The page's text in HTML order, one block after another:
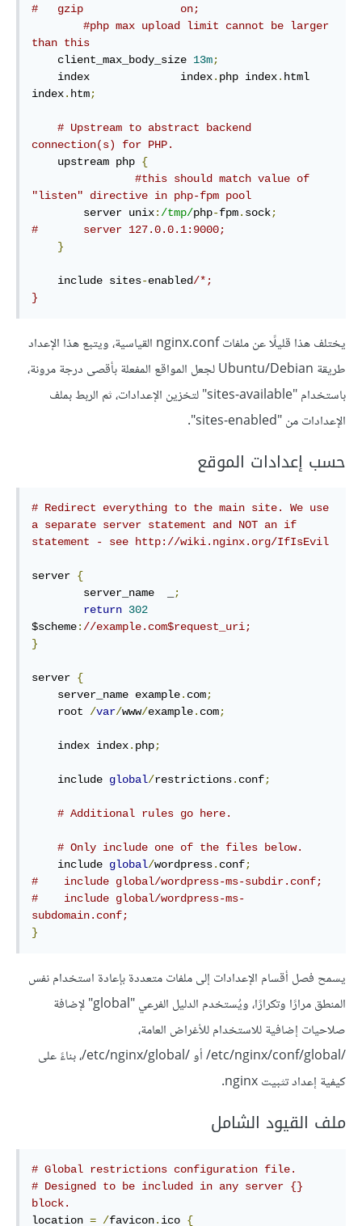
#   gzip               on;
#php max upload limit cannot be larger
than this
    client_max_body_size
13m;
    index              index
. php index. html
index. htm;
# Upstream to abstract backend
connection(s) for PHP.
    upstream php
{
#this should match value of
"listen" directive in php-fpm pool
        server unix
: /tmp/php-fpm. sock;
#       server 127.0.0.1:9000;
}
    include sites
-enabled/*;
}
يختلف هذا قليلًا عن ملفات nginx.conf القياسية، ويتبع هذا الإعداد
طريقة Ubuntu/Debian لجعل المواقع المفعلة بأقصى درجة مرونة،
باستخدام "sites-available" لتخزين الإعدادات، ثم الربط بملف
الإعدادات من "sites-enabled".
حسب إعدادات الموقع
# Redirect everything to the main site. We use
a separate server statement and NOT an if
statement - see http://wiki.nginx.org/IfIsEvil
server {
        server_name  _
;
return 302
$scheme: //example.com$request_uri;
}
server {
    server_name example
. com;
    root
/var/www/example. com;
    index index
. php;
    include
global/restrictions. conf;
# Additional rules go here.
# Only include one of the files below.
    include
global/wordpress. conf;
#    include global/wordpress-ms-subdir.conf;
#    include global/wordpress-ms-
subdomain.conf;
}
يسمح فصل أقسام الإعدادات إلى ملفات متعددة بإعادة استخدام نفس
المنطق مرارًا وتكرارًا، ويُستخدم الدليل الفرعي "global" لإضافة
صلاحيات إضافية للاستخدام للأغراض العامة،
/etc/nginx/conf/global/ أو /etc/nginx/global/، بناءً على
كيفية إعداد تثبيت nginx.
ملف القيود الشامل
# Global restrictions configuration file.
# Designed to be included in any server {}
block.
location = /favicon. ico {